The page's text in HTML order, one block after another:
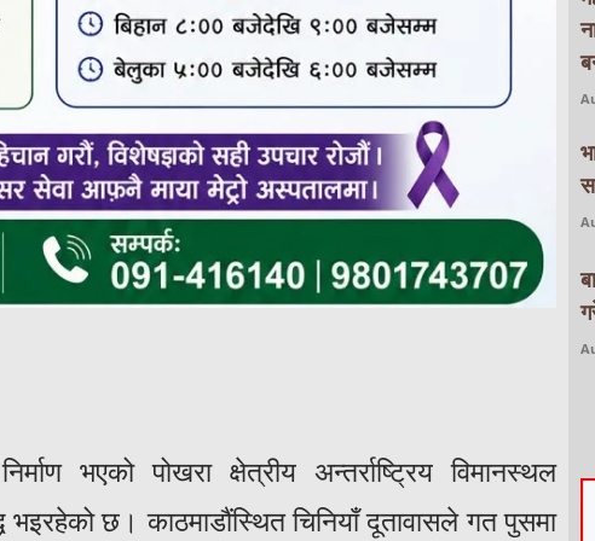
भएको पोखरा क्षेत्रीय अन्तर्राष्ट्रिय विमानस्थल
छ। काठमाडौंस्थित चिनियाँ दूतावासले गत पुसमा